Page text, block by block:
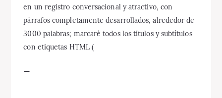
en un registro conversacional y atractivo, con
párrafos completamente desarrollados, alrededor de
3000 palabras; marcaré todos los títulos y subtítulos
con etiquetas HTML (
–